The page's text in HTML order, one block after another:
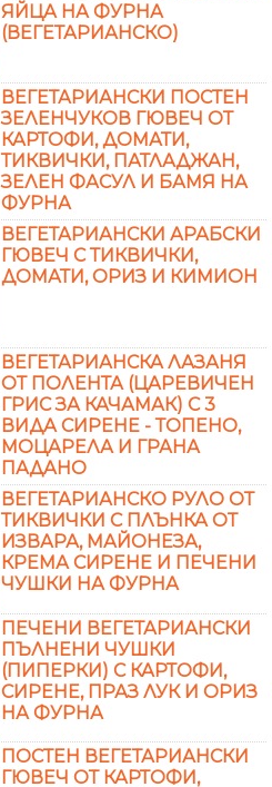
ЯЙЦА НА ФУРНА
(ВЕГЕТАРИАНСКО)
ВЕГЕТАРИАНСКИ ПОСТЕН
ЗЕЛЕНЧУКОВ ГЮВЕЧ ОТ
КАРТОФИ, ДОМАТИ,
ТИКВИЧКИ, ПАТЛАДЖАН,
ЗЕЛЕН ФАСУЛ И БАМЯ НА
ФУРНА
ВЕГЕТАРИАНСКИ АРАБСКИ
ГЮВЕЧ С ТИКВИЧКИ,
ДОМАТИ, ОРИЗ И КИМИОН
ВЕГЕТАРИАНСКА ЛАЗАНЯ
ОТ ПОЛЕНТА (ЦАРЕВИЧЕН
ГРИС ЗА КАЧАМАК) С 3
ВИДА СИРЕНЕ - ТОПЕНО,
МОЦАРЕЛА И ГРАНА
ПАДАНО
ВЕГЕТАРИАНСКО РУЛО ОТ
ТИКВИЧКИ С ПЛЪНКА ОТ
ИЗВАРА, МАЙОНЕЗА,
КРЕМА СИРЕНЕ И ПЕЧЕНИ
ЧУШКИ НА ФУРНА
ПЕЧЕНИ ВЕГЕТАРИАНСКИ
ПЪЛНЕНИ ЧУШКИ
(ПИПЕРКИ) С КАРТОФИ,
СИРЕНЕ, ПРАЗ ЛУК И ОРИЗ
НА ФУРНА
ПОСТЕН ВЕГЕТАРИАНСКИ
ГЮВЕЧ ОТ КАРТОФИ,